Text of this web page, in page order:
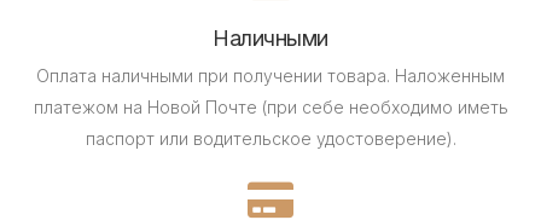
Наличными
Оплата наличными при получении товара. Наложенным
платежом на Новой Почте (при себе необходимо иметь
паспорт или водительское удостоверение).